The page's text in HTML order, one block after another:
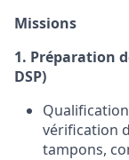
Missions
1. Préparation
DSP)
vérification
tampons,